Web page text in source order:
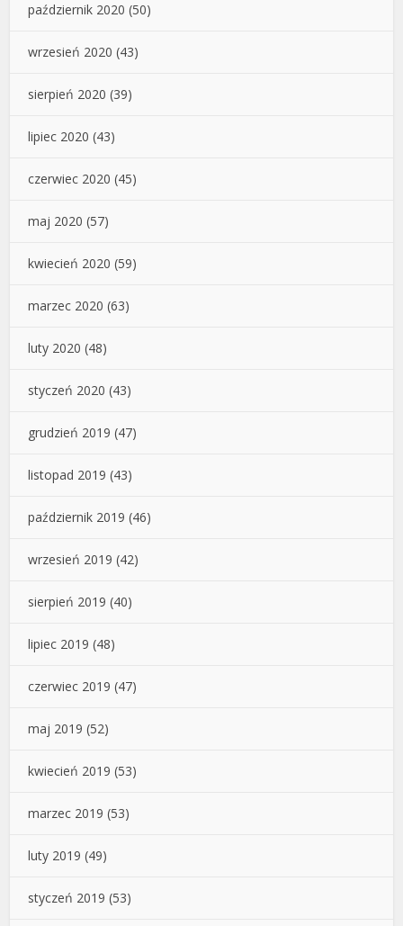
październik 2020 (50)
wrzesień 2020 (43)
sierpień 2020 (39)
lipiec 2020 (43)
czerwiec 2020 (45)
maj 2020 (57)
kwiecień 2020 (59)
marzec 2020 (63)
luty 2020 (48)
styczeń 2020 (43)
grudzień 2019 (47)
listopad 2019 (43)
październik 2019 (46)
wrzesień 2019 (42)
sierpień 2019 (40)
lipiec 2019 (48)
czerwiec 2019 (47)
maj 2019 (52)
kwiecień 2019 (53)
marzec 2019 (53)
luty 2019 (49)
styczeń 2019 (53)